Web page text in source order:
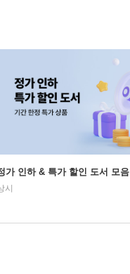
가 인하 & 특가 할인 도서 모음
시